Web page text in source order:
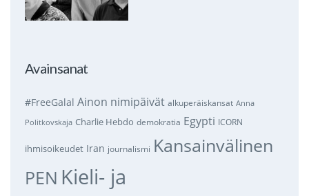
Avainsanat
#FreeGalal Ainon nimipäivät alkuperäiskansat Anna
Politkovskaja Charlie Hebdo demokratia Egypti ICORN
ihmisoikeudet Iran journalismi Kansainvälinen
PEN Kieli- ja